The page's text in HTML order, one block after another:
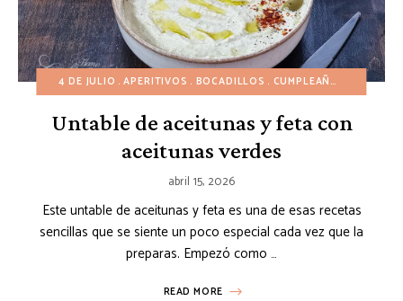
4 DE JULIO APERITIVOS BOCADILLOS CUMPLEAÑOS
Untable de aceitunas y feta con
aceitunas verdes
abril 15, 2026
Este untable de aceitunas y feta es una de esas recetas
sencillas que se siente un poco especial cada vez que la
preparas. Empezó como …
READ MORE